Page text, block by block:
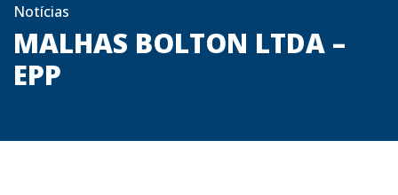
Notícias
MALHAS BOLTON LTDA –
EPP